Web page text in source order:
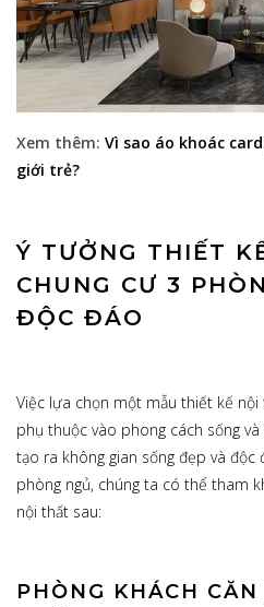
Xem thêm: Vì sao áo khoác
giới trẻ?
Ý TƯỞNG THIẾT
CHUNG CƯ 3
ĐỘC ĐÁO
Việc lựa chọn một mẫu thiết kế
phụ thuộc vào phong cách sống
tạo ra không gian sống đẹp và độc
phòng ngủ, chúng ta có thể tham
nội thất sau:
PHÒNG KHÁCH